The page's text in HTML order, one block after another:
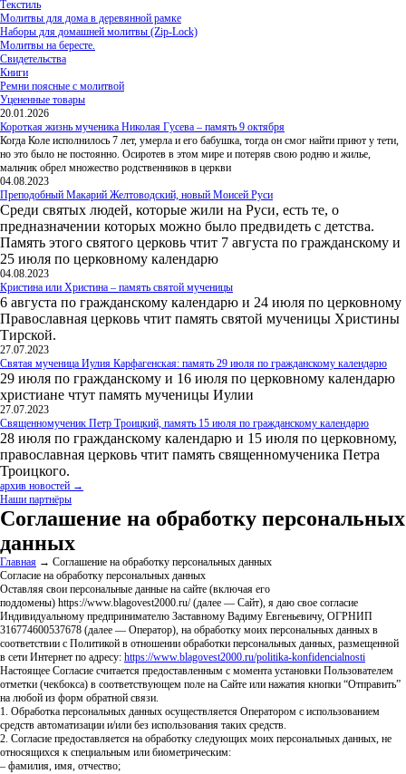
Текстиль
Молитвы для дома в деревянной рамке
Наборы для домашней молитвы (Zip-Lock)
Молитвы на бересте.
Свидетельства
Книги
Ремни поясные с молитвой
Уцененные товары
20.01.2026
Короткая жизнь мученика Николая Гусева – память 9 октября
Когда Коле исполнилось 7 лет, умерла и его бабушка, тогда он смог найти приют у тети,
но это было не постоянно. Осиротев в этом мире и потеряв свою родню и жилье,
мальчик обрел множество родственников в церкви
04.08.2023
Преподобный Макарий Желтоводский, новый Моисей Руси
Среди святых людей, которые жили на Руси, есть те, о
предназначении которых можно было предвидеть с детства.
Память этого святого церковь чтит 7 августа по гражданскому и
25 июля по церковному календарю
04.08.2023
Кристина или Христина – память святой мученицы
6 августа по гражданскому календарю и 24 июля по церковному
Православная церковь чтит память святой мученицы Христины
Тирской.
27.07.2023
Святая мученица Иулия Карфагенская: память 29 июля по гражданскому календарю
29 июля по гражданскому и 16 июля по церковному календарю
христиане чтут память мученицы Иулии
27.07.2023
Священномученик Петр Троицкий, память 15 июля по гражданскому календарю
28 июля по гражданскому календарю и 15 июля по церковному,
православная церковь чтит память священномученика Петра
Троицкого.
архив новостей →
Наши партнёры
Соглашение на обработку персональных
данных
Главная → Соглашение на обработку персональных данных
Согласие на обработку персональных данных
Оставляя свои персональные данные на сайте (включая его
поддомены) https://www.blagovest2000.ru/ (далее — Сайт), я даю свое согласие
Индивидуальному предпринимателю Заставному Вадиму Евгеньевичу, ОГРНИП
316774600537678 (далее — Оператор), на обработку моих персональных данных в
соответствии с Политикой в отношении обработки персональных данных, размещенной
в сети Интернет по адресу: https://www.blagovest2000.ru/politika-konfidencialnosti
Настоящее Согласие считается предоставленным с момента установки Пользователем
отметки (чекбокса) в соответствующем поле на Сайте или нажатия кнопки “Отправить”
на любой из форм обратной связи.
1. Обработка персональных данных осуществляется Оператором с использованием
средств автоматизации и/или без использования таких средств.
2. Согласие предоставляется на обработку следующих моих персональных данных, не
относящихся к специальным или биометрическим:
– фамилия, имя, отчество;